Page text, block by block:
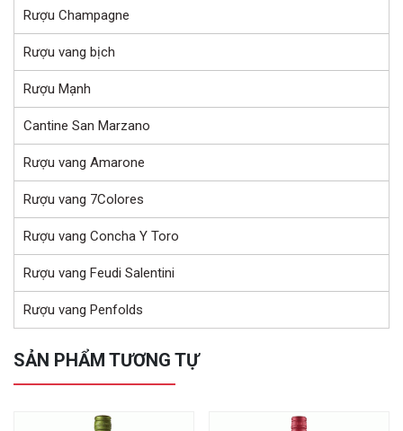
Rượu Champagne
Rượu vang bịch
Rượu Mạnh
Cantine San Marzano
Rượu vang Amarone
Rượu vang 7Colores
Rượu vang Concha Y Toro
Rượu vang Feudi Salentini
Rượu vang Penfolds
SẢN PHẨM TƯƠNG TỰ